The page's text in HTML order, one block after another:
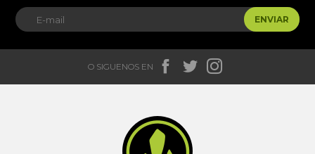
ENVIAR
O SIGUENOS EN   